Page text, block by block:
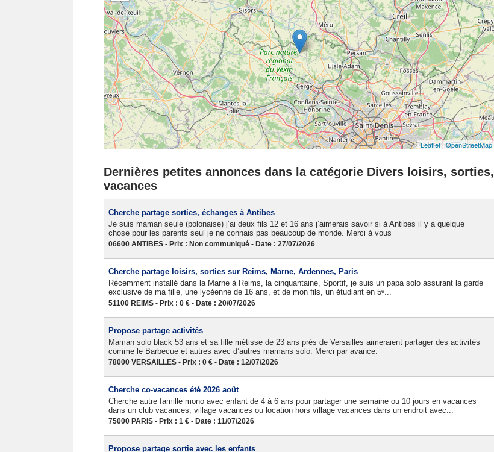
Leaflet|OpenStreetMap
Dernières petites annonces dans la catégorie Divers loisirs, sorties,
vacances
Cherche partage sorties, échanges à Antibes
Je suis maman seule (polonaise) j’ai deux fils 12 et 16 ans j’aimerais savoir si à Antibes il y a quelque
chose pour les parents seul je ne connais pas beaucoup de monde. Merci à vous
06600 ANTIBES - Prix : Non communiqué - Date : 27/07/2026
Cherche partage loisirs, sorties sur Reims, Marne, Ardennes, Paris
Récemment installé dans la Marne à Reims, la cinquantaine, Sportif, je suis un papa solo assurant la garde
exclusive de ma fille, une lycéenne de 16 ans, et de mon fils, un étudiant en 5ᵉ...
51100 REIMS - Prix : 0 € - Date : 20/07/2026
Propose partage activités
Maman solo black 53 ans et sa fille métisse de 23 ans près de Versailles aimeraient partager des activités
comme le Barbecue et autres avec d’autres mamans solo. Merci par avance.
78000 VERSAILLES - Prix : 0 € - Date : 12/07/2026
Cherche co-vacances été 2026 août
Cherche autre famille mono avec enfant de 4 à 6 ans pour partager une semaine ou 10 jours en vacances
dans un club vacances, village vacances ou location hors village vacances dans un endroit avec...
75000 PARIS - Prix : 1 € - Date : 11/07/2026
Propose partage sortie avec les enfants